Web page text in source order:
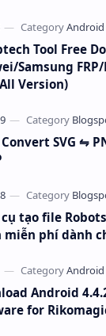
Tool Free
Samsung
(All Version)
SVG ⇋
cụ tạo file
miễn phí dành
Android
for